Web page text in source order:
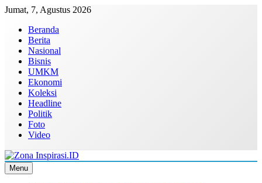
Skip
content
Jumat, 7, Agustus 2026
Beranda
Berita
Nasional
Bisnis
UMKM
Ekonomi
Koleksi
Headline
Politik
Foto
Video
Zona Inspirasi.ID
Bersama Membangun Semangat Baru
Menu